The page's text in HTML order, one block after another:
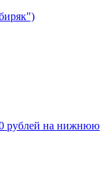
рублей на нижнюю